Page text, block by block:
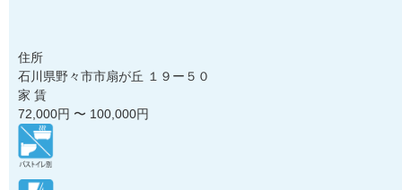
住所
石川県野々市市扇が丘 １９ー５０
家 賃
72,000円 〜 100,000円